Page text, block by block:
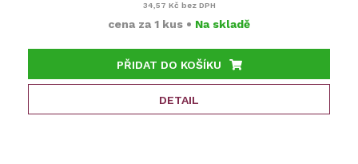
34,57 Kč bez DPH
cena za 1 kus • Na skladě
PŘIDAT DO KOŠÍKU
DETAIL